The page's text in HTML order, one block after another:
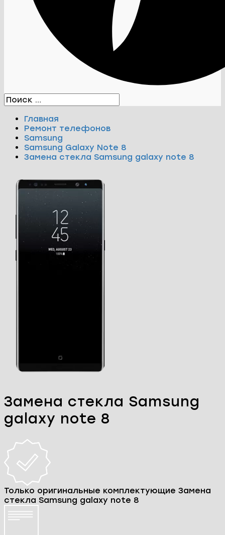
Главная
Ремонт телефонов
Samsung
Samsung Galaxy Note 8
Замена стекла Samsung galaxy note 8
Замена стекла Samsung
galaxy note 8
Только оригинальные комплектующие Замена
стекла Samsung galaxy note 8